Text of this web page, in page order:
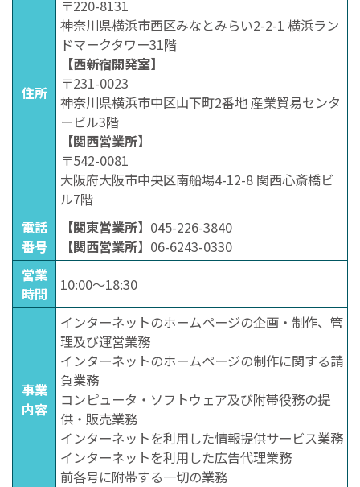
住所
〒220-8131
神奈川県横浜市西区みなとみらい2-2-1 横浜ラン
ドマークタワー31階
【西新宿開発室】
〒231-0023
神奈川県横浜市中区山下町2番地 産業貿易センタ
ービル3階
【関西営業所】
〒542-0081
大阪府大阪市中央区南船場4-12-8 関西心斎橋ビ
ル7階
電話
番号
【関東営業所】 045-226-3840
【関西営業所】 06-6243-0330
営業
時間
10:00〜18:30
事業
内容
インターネットのホームページの企画・制作、管
理及び運営業務
インターネットのホームページの制作に関する請
負業務
コンピュータ・ソフトウェア及び附帯役務の提
供・販売業務
インターネットを利用した情報提供サービス業務
インターネットを利用した広告代理業務
前各号に附帯する一切の業務